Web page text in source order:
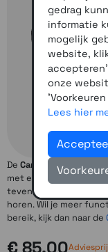
De Cardo Spirit
is het
met een andere rijder
tevens prima
horen. Wil je meer
bereik, kijk dan naar de
€ 85,00
gedrag
informatie
mogelijk
website,
onze
Lees hier